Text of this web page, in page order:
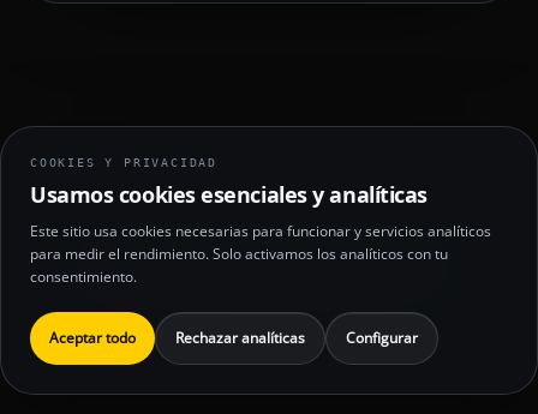
Enviar un DM a @jesusdavidweb
COOKIES Y PRIVACIDAD
Usamos cookies esenciales y analíticas
Este sitio usa cookies necesarias para funcionar y servicios analíticos
para medir el rendimiento. Solo activamos los analíticos con tu
consentimiento.
Aceptar todo Rechazar analíticas Configurar